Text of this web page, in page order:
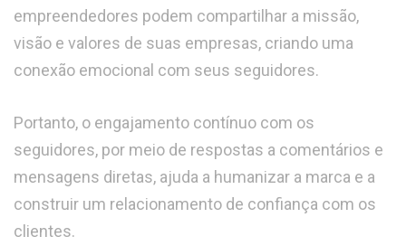
empreendedores podem compartilhar a missão,
visão e valores de suas empresas, criando uma
conexão emocional com seus seguidores.
Portanto, o engajamento contínuo com os
seguidores, por meio de respostas a comentários e
mensagens diretas, ajuda a humanizar a marca e a
construir um relacionamento de confiança com os
clientes.